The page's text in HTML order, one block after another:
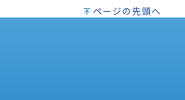
ページの先頭へ